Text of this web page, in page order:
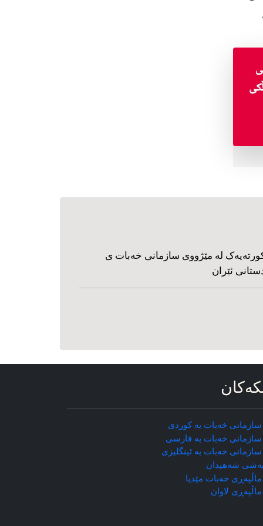
له مێژووی سازمانی خه‌بات ی
ئێران
سازمانی خه‌بات به کوردی
سازمانی خه‌بات به فارسی
سازمانی خه‌بات به ئینگلیزی
شه‌هیدان
خه‌بات مێدیا
ماڵپه‌ڕی لاوان